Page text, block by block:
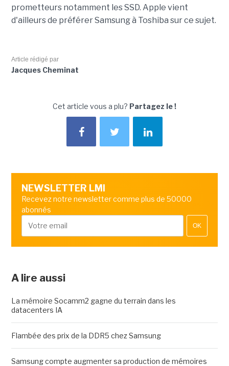
prometteurs notamment les SSD. Apple vient
d'ailleurs de préférer Samsung à Toshiba sur ce sujet.
Article rédigé par
Jacques Cheminat
Cet article vous a plu? Partagez le !
NEWSLETTER LMI
Recevez notre newsletter comme plus de 50000
abonnés
OK
A lire aussi
La mémoire Socamm2 gagne du terrain dans les
datacenters IA
Flambée des prix de la DDR5 chez Samsung
Samsung compte augmenter sa production de mémoires